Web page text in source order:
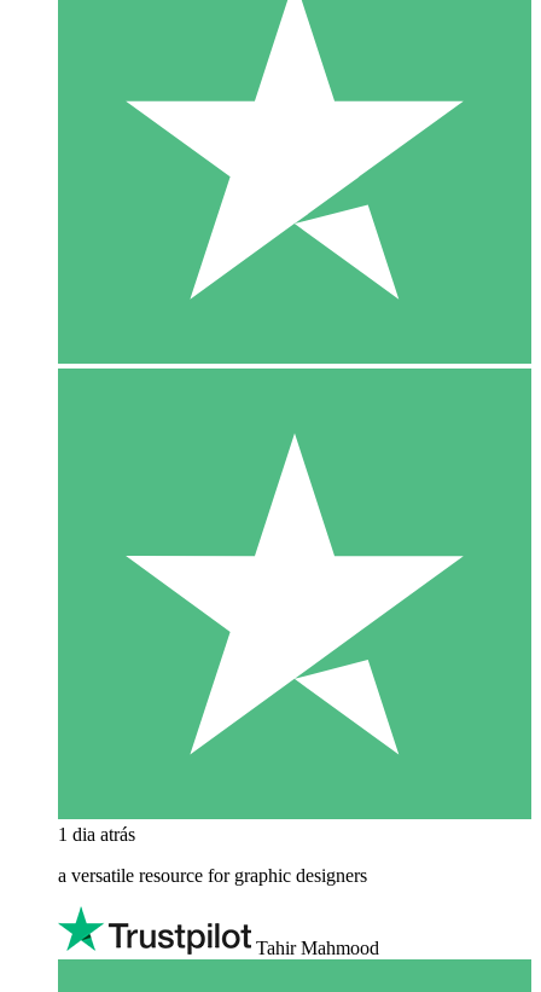
1 dia atrás
a versatile resource for graphic designers
Tahir Mahmood